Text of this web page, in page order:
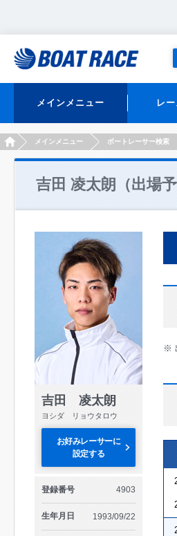
メインメニュー レ
HOMEメインメニュー ボートレーサー検索
吉田 凌太朗（出場
吉田 凌太朗
ヨシダ リョウタロウ
お好みレーサーに
設定する
登録番号 4903
生年月日 1993/09/22
※